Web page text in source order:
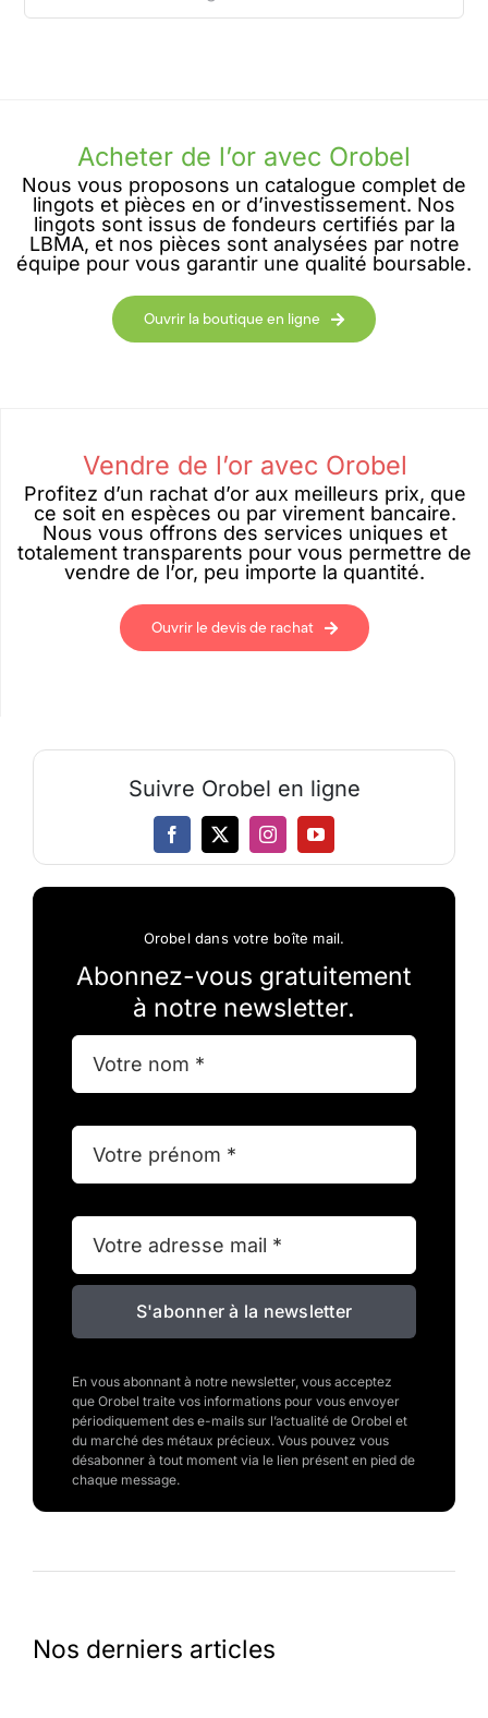
Acheter de l’or avec Orobel
Nous vous proposons un catalogue complet de
lingots et pièces en or d’investissement. Nos
lingots sont issus de fondeurs certifiés par la
LBMA, et nos pièces sont analysées par notre
équipe pour vous garantir une qualité boursable.
Ouvrir la boutique en ligne
Vendre de l’or avec Orobel
Profitez d’un rachat d’or aux meilleurs prix, que
ce soit en espèces ou par virement bancaire.
Nous vous offrons des services uniques et
totalement transparents pour vous permettre de
vendre de l’or, peu importe la quantité.
Ouvrir le devis de rachat
Suivre Orobel en ligne
Orobel dans votre boîte mail.
Abonnez-vous gratuitement
à notre newsletter.
S'abonner à la newsletter
En vous abonnant à notre newsletter, vous acceptez
que Orobel traite vos informations pour vous envoyer
périodiquement des e-mails sur l’actualité de Orobel et
du marché des métaux précieux. Vous pouvez vous
désabonner à tout moment via le lien présent en pied de
chaque message.
Nos derniers articles